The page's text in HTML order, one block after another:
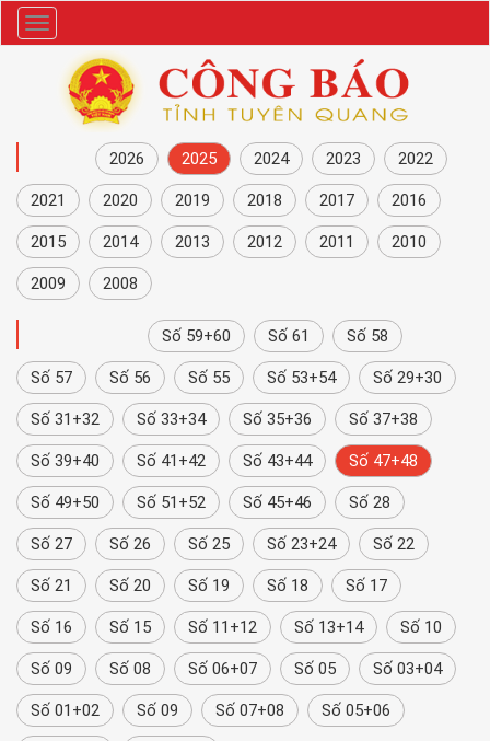
Danh
mục
2026 2025 2024 2023 2022
2021 2020 2019 2018 2017 2016
2015 2014 2013 2012 2011 2010
2009 2008
Số 59+60 Số 61 Số 58
Số 57 Số 56 Số 55 Số 53+54 Số 29+30
Số 31+32 Số 33+34 Số 35+36 Số 37+38
Số 39+40 Số 41+42 Số 43+44 Số 47+48
Số 49+50 Số 51+52 Số 45+46 Số 28
Số 27 Số 26 Số 25 Số 23+24 Số 22
Số 21 Số 20 Số 19 Số 18 Số 17
Số 16 Số 15 Số 11+12 Số 13+14 Số 10
Số 09 Số 08 Số 06+07 Số 05 Số 03+04
Số 01+02 Số 09 Số 07+08 Số 05+06